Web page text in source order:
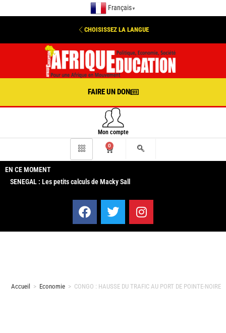
Français ▼
CHOISISSEZ LA LANGUE
FAIRE UN DON
Mon compte
0
EN CE MOMENT
SENEGAL : Les petits calculs de Macky Sall
Accueil > Economie > CONGO : HAUSSE DU TRAFIC AU PORT DE POINTE-NOIRE